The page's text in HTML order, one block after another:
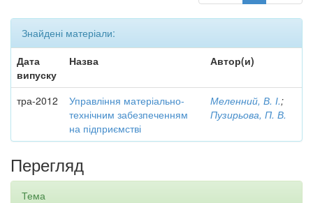
Знайдені матеріали:
Дата
випуску
Назва Автор(и)
тра-2012
Управління матеріально-
технічним забезпеченням
на підприємстві
Меленний, В. І.;
Пузирьова, П. В.
Перегляд
Тема